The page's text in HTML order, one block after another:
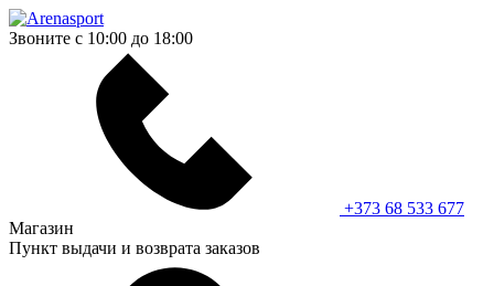
Звоните с 10:00 до 18:00
+373 68 533 677
Магазин
Пункт выдачи и возврата заказов